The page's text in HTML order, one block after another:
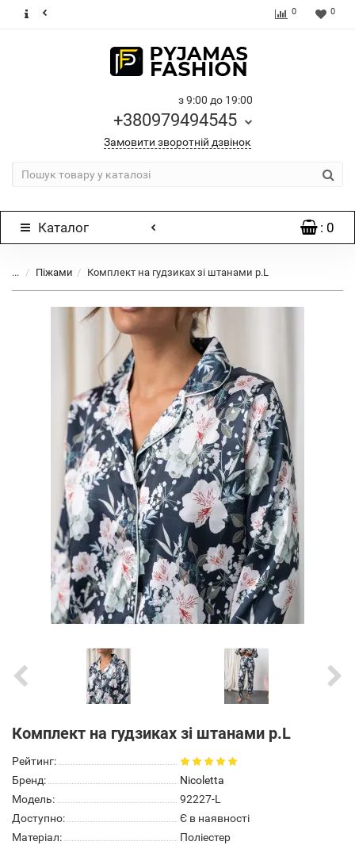
0 0
з 9:00 до 19:00
+380979494545
Замовити зворотній дзвінок
Каталог : 0
... Піжами Комплект на гудзиках зі штанами р.L
Комплект на гудзиках зі штанами р.L
Рейтинг:
Бренд:
Nicoletta
Модель:
92227-L
Доступно:
Є в наявності
Матеріал:
Поліестер